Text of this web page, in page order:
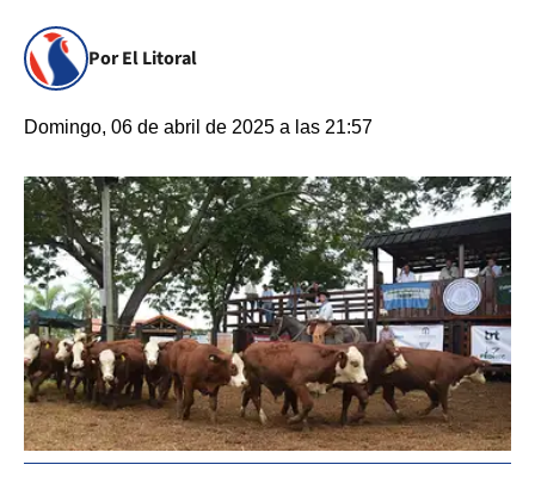
Por El Litoral
Domingo, 06 de abril de 2025 a las 21:57